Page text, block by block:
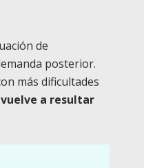
de
posterior.
más dificultades
a resultar